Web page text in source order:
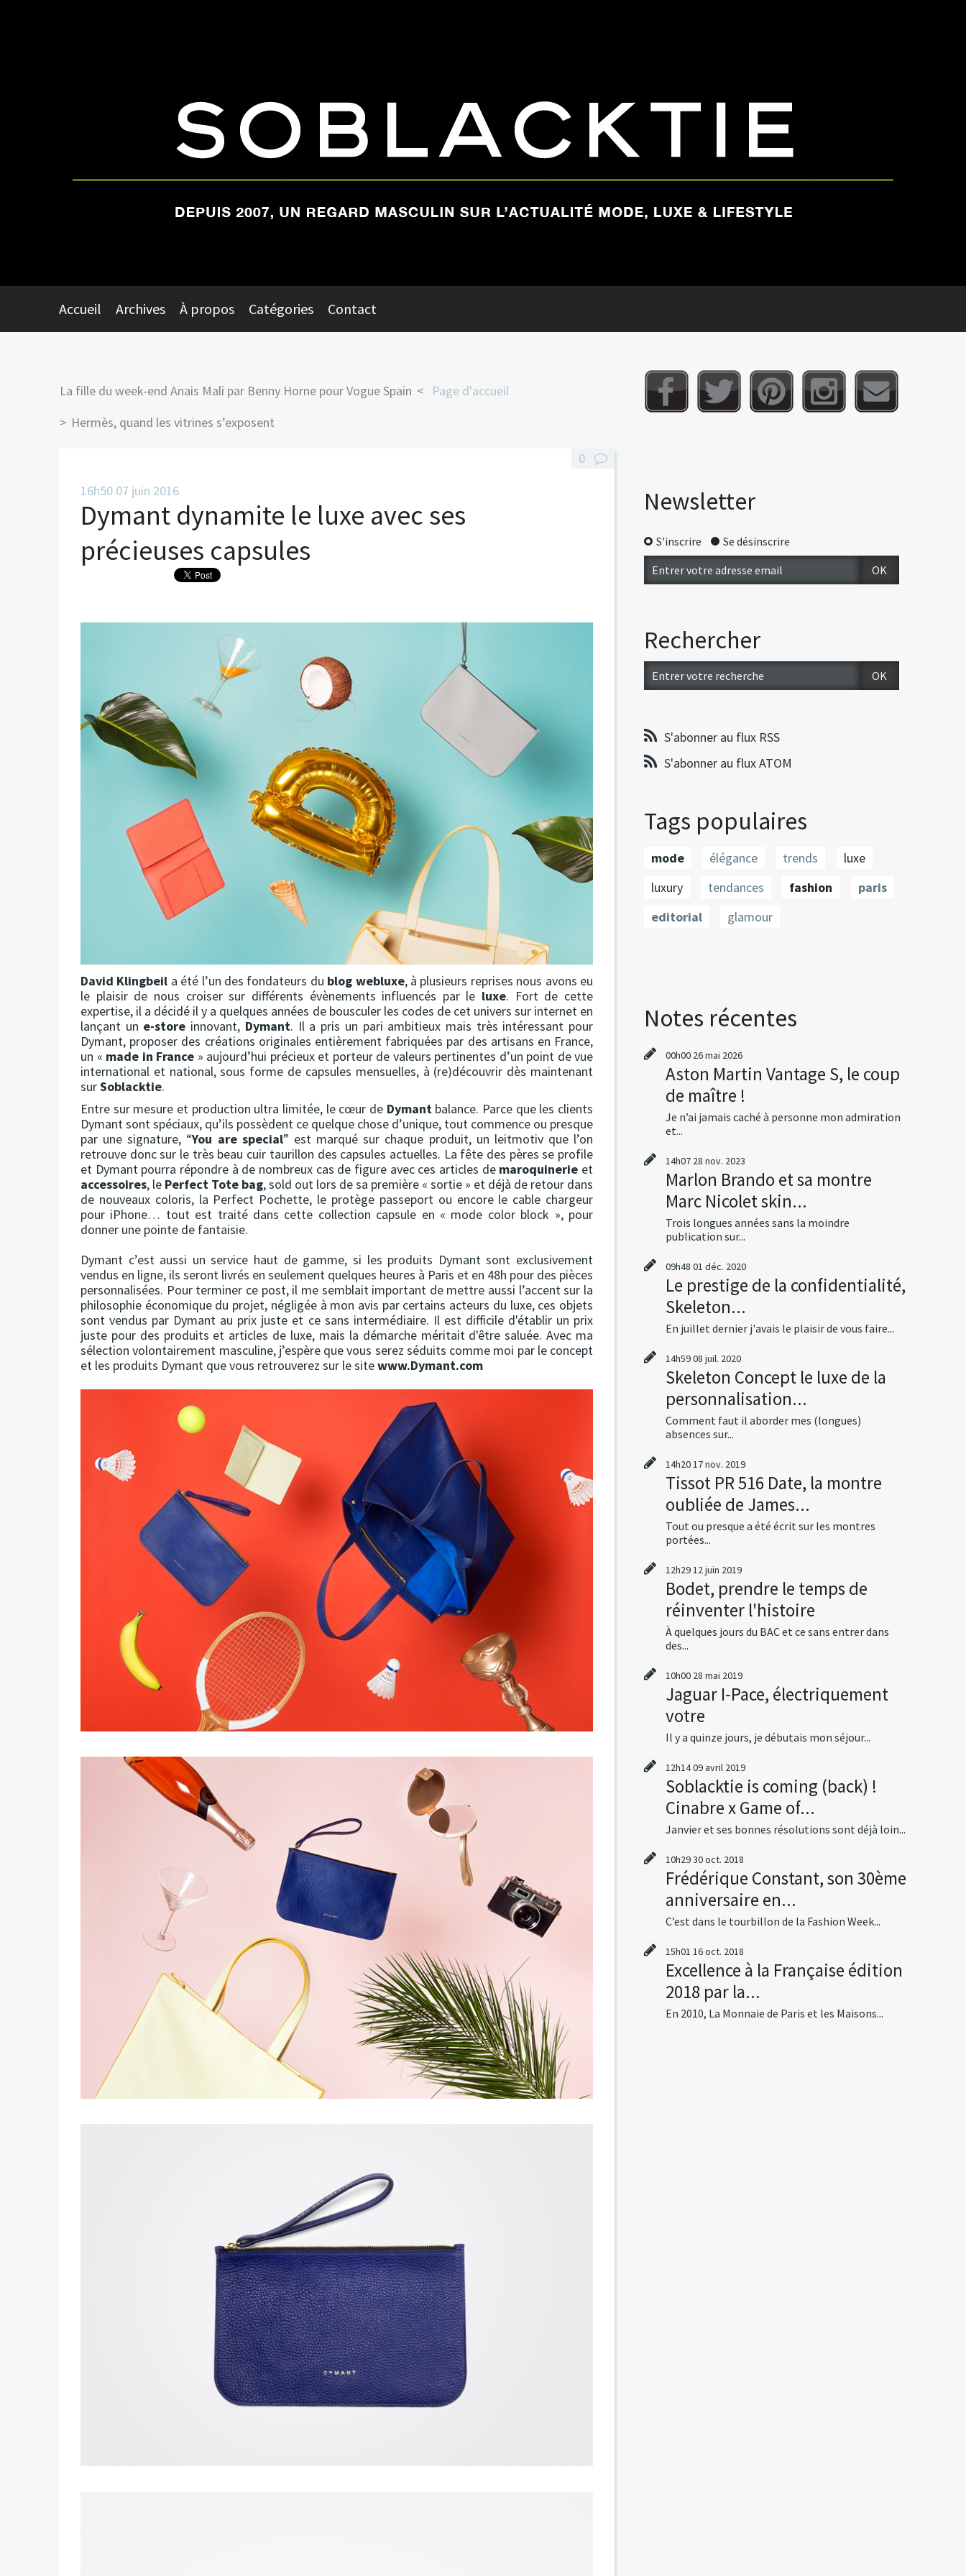
Accueil Archives À propos Catégories Contact
La fille du week-end Anais Mali par Benny Horne pour Vogue Spain
Page d'accueil
Hermès, quand les vitrines s’exposent
16h50 07 juin 2016
Dymant dynamite le luxe avec ses
précieuses capsules
David Klingbeil a été l’un des fondateurs du blog webluxe, à plusieurs reprises nous avons eu
le plaisir de nous croiser sur différents évènements influencés par le luxe. Fort de cette
expertise, il a décidé il y a quelques années de bousculer les codes de cet univers sur internet en
lançant un e-store innovant, Dymant. Il a pris un pari ambitieux mais très intéressant pour
Dymant, proposer des créations originales entièrement fabriquées par des artisans en France,
un « made in France » aujourd’hui précieux et porteur de valeurs pertinentes d’un point de vue
international et national, sous forme de capsules mensuelles, à (re)découvrir dès maintenant
surSoblacktie.
Entre sur mesure et production ultra limitée, le cœur de Dymantbalance. Parce que les clients
Dymant sont spéciaux, qu’ils possèdent ce quelque chose d’unique, tout commence ou presque
par une signature, “You are special” est marqué sur chaque produit, un leitmotiv que l’on
retrouve donc sur le très beau cuir taurillon des capsules actuelles. La fête des pères se profile
et Dymant pourra répondre à de nombreux cas de figure avec ces articles de maroquinerie et
accessoires, le Perfect Tote bag, sold out lors de sa première « sortie » et déjà de retour dans
de nouveaux coloris, la Perfect Pochette, le protège passeport ou encore le cable chargeur
pour iPhone… tout est traité dans cette collection capsule en « mode color block », pour
donner une pointe de fantaisie.
Dymant c’est aussi un service haut de gamme, si les produits Dymant sont exclusivement
vendus en ligne, ils seront livrés en seulement quelques heures à Paris et en 48h pour des pièces
personnalisées. Pour terminer ce post, il me semblait important de mettre aussi l’accent sur la
philosophie économique du projet, négligée à mon avis par certains acteurs du luxe, ces objets
sont vendus par Dymant au prix juste et ce sans intermédiaire. Il est difficile d'établir un prix
juste pour des produits et articles de luxe, mais la démarche méritait d'être saluée. Avec ma
sélection volontairement masculine, j’espère que vous serez séduits comme moi par le concept
et les produits Dymant que vous retrouverez sur le sitewww.Dymant.com
0
Newsletter
S'inscrire Se désinscrire
Rechercher
S'abonner au flux RSS
S'abonner au flux ATOM
Tags populaires
mode élégance trends
luxe
luxury
tendances fashion
paris
editorial
glamour
Notes récentes
00h00 26mai 2026
Aston Martin Vantage S, le coup
de maître !
Je n’ai jamais caché à personne mon admiration
et...
14h07 28 nov. 2023
Marlon Brando et sa montre
Marc Nicolet skin...
Trois longues années sans la moindre
publication sur...
09h48 01 déc. 2020
Le prestige de la confidentialité,
Skeleton...
En juillet dernier j'avais le plaisir de vous faire...
14h5908 juil. 2020
Skeleton Concept le luxe de la
personnalisation...
Comment faut il aborder mes (longues)
absences sur...
14h2017nov. 2019
Tissot PR 516 Date, la montre
oubliée de James...
Tout ou presque a été écrit sur les montres
portées...
12h2912juin 2019
Bodet, prendre le temps de
réinventer l'histoire
À quelques jours du BAC et ce sans entrer dans
des...
10h00 28 mai 2019
Jaguar I-Pace, électriquement
votre
Il y a quinze jours, je débutais mon séjour...
12h1409avril 2019
Soblacktie is coming (back) !
Cinabre x Game of...
Janvier et ses bonnes résolutions sont déjà loin...
10h2930oct. 2018
Frédérique Constant, son 30ème
anniversaire en...
C’est dans le tourbillon de la Fashion Week...
15h01 16oct. 2018
Excellence à la Française édition
2018 par la...
En 2010, La Monnaie de Paris et les Maisons...